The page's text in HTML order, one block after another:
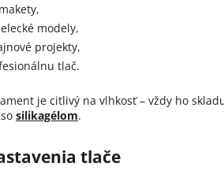
modely,
projekty,
tlač.
je citlivý na vlhkosť – vždy ho
silikagélom.
tlače